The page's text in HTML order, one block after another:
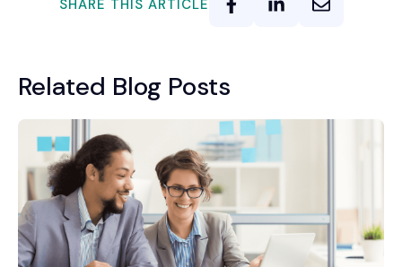
SHARE THIS ARTICLE
Related Blog Posts